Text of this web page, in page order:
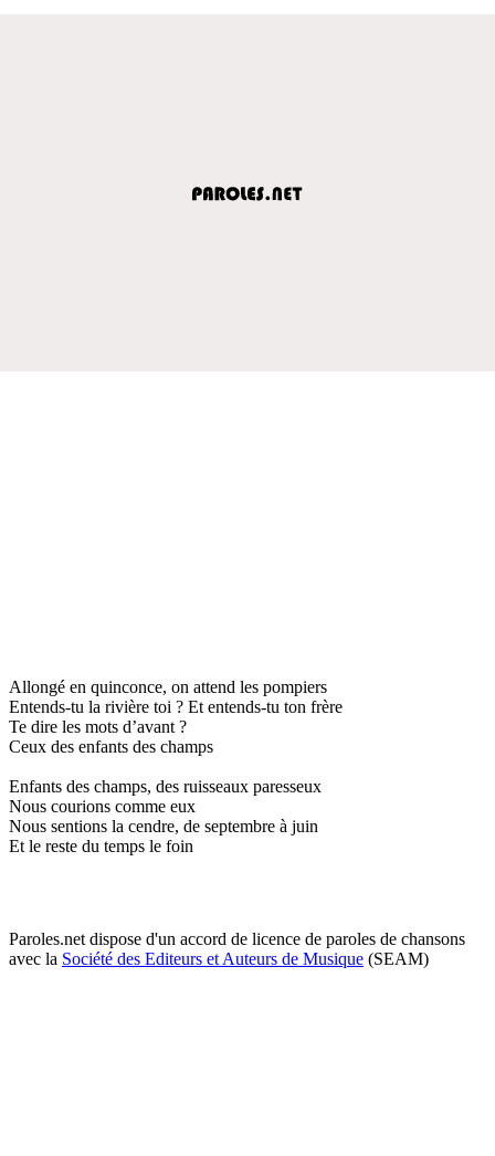
Allongé en quinconce, on attend les pompiers
Entends-tu la rivière toi ? Et entends-tu ton frère
Te dire les mots d’avant ?
Ceux des enfants des champs
Enfants des champs, des ruisseaux paresseux
Nous courions comme eux
Nous sentions la cendre, de septembre à juin
Et le reste du temps le foin
Paroles.net dispose d'un accord de licence de paroles de chansons
avec la Société des Editeurs et Auteurs de Musique (SEAM)